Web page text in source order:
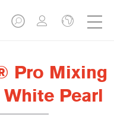
Pro Mixing
Pearl